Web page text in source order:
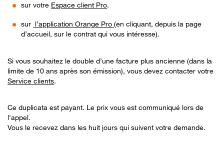
sur votre Espace client Pro.
sur l’application Orange Pro (en cliquant, depuis la page
d’accueil, sur le contrat qui vous intéresse).
Si vous souhaitez le double d’une facture plus ancienne (dans la
limite de 10 ans après son émission), vous devez contacter votre
Service clients.
Ce duplicata est payant. Le prix vous est communiqué lors de
l'appel.
Vous le recevez dans les huit jours qui suivent votre demande.